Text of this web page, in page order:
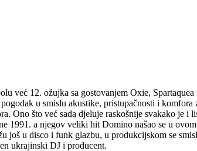
već 12. ožujka sa gostovanjem Oxie,
u smislu akustike, pristupačnosti i
Ono što već sada djeluje raskošnije svakako je i
a njegov veliki hit Domino našao se u
u disco i funk glazbu, u produkcijskom se
ukrajinski DJ i producent.